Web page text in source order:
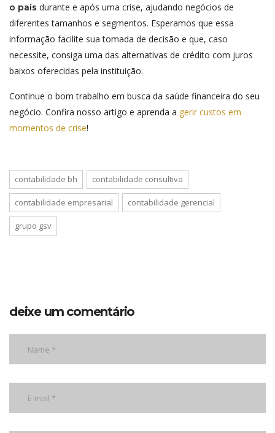
o país durante e após uma crise, ajudando negócios de
diferentes tamanhos e segmentos. Esperamos que essa
informação facilite sua tomada de decisão e que, caso
necessite, consiga uma das alternativas de crédito com juros
baixos oferecidas pela instituição.
Continue o bom trabalho em busca da saúde financeira do seu
negócio. Confira nosso artigo e aprenda a gerir custos em
momentos de crise!
contabilidade bh contabilidade consultiva
contabilidade empresarial contabilidade gerencial
grupo gsv
deixe um comentário